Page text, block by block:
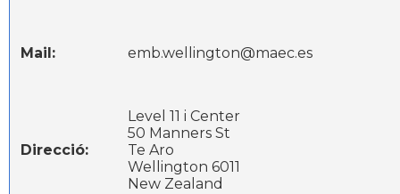
Mail: emb.wellington@maec.es
Direcció:
Level 11 i Center
50 Manners St
Te Aro
Wellington 6011
New Zealand